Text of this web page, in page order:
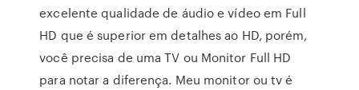
excelente qualidade de áudio e vídeo em Full
HD que é superior em detalhes ao HD, porém,
você precisa de uma TV ou Monitor Full HD
para notar a diferença. Meu monitor ou tv é